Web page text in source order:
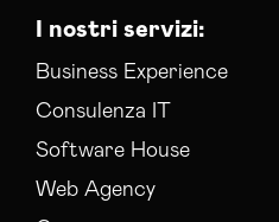
I nostri servizi:
Business Experience
Consulenza IT
Software House
Web Agency